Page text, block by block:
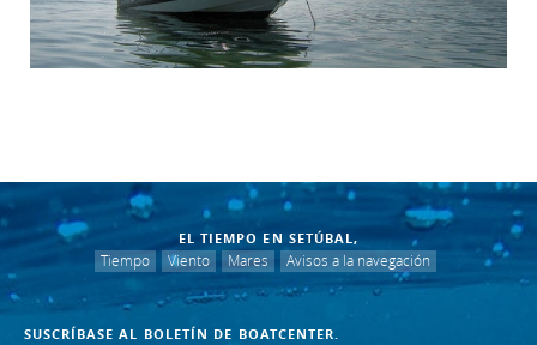
EL TIEMPO EN SETÚBAL,
Tiempo
Viento Mares Avisos a la navegación
SUSCRÍBASE AL BOLETÍN DE BOATCENTER.